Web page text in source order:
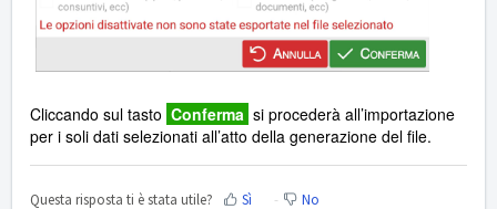
Cliccando sul tasto Conferma si procederà all’importazione
per i soli dati selezionati all’atto della generazione del file.
Questa risposta ti è stata utile? Sì No